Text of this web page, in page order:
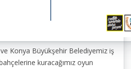
Konya Büyükşehir Belediyemiz iş
kuracağımız oyun